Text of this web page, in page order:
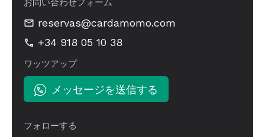
お問い合わせフォーム
reservas@cardamomo.com
+34 918 05 10 38
ワッツアップ
メッセージを送信する
フォローする